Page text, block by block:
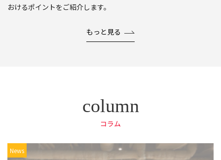
おけるポイントをご紹介します。
もっと見る
コラム
News